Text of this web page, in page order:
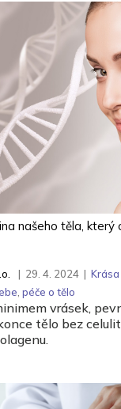
našeho těla, který
| 29. 4. 2024 |
, péče o tělo
vrásek,
tělo bez